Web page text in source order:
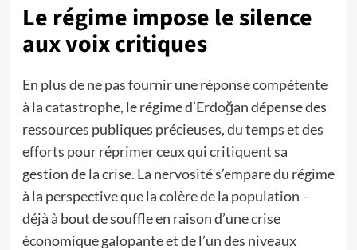
Le régime impose le silence
aux voix critiques
En plus de ne pas fournir une réponse compétente
à la catastrophe, le régime d’Erdoğan dépense des
ressources publiques précieuses, du temps et des
efforts pour réprimer ceux qui critiquent sa
gestion de la crise. La nervosité s’empare du régime
à la perspective que la colère de la population –
déjà à bout de souffle en raison d’une crise
économique galopante et de l’un des niveaux